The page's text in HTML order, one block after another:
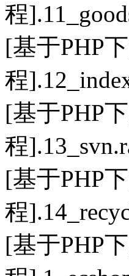
程
[基于PHP
程
[基于PHP
程
[基于PHP
程
[基于PHP